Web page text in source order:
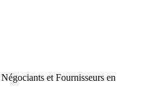
et Fournisseurs en